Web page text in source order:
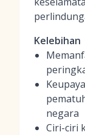
Kelebihan
negara
Ciri-ciri